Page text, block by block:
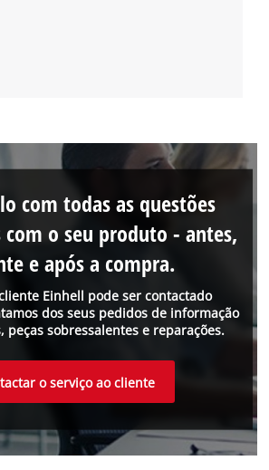
Einhell pode ser contactado
dos seus pedidos de informação
peças sobressalentes e reparações.
com todas as questões
com o seu produto - antes,
e após a compra.
o serviço ao cliente